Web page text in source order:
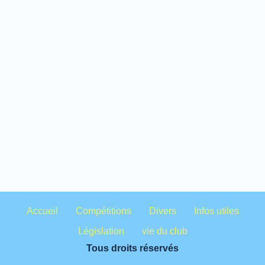
Accueil Compétitions Divers
Infos utiles
Législation
vie du club
Tous droits réservés